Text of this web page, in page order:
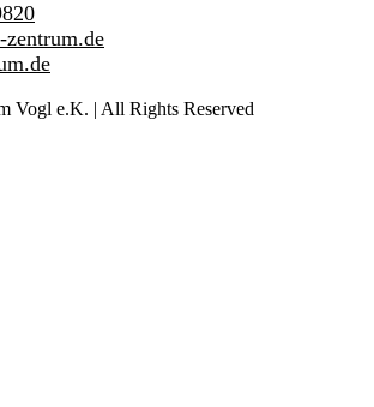
Vogl e.K. | All Rights Reserved